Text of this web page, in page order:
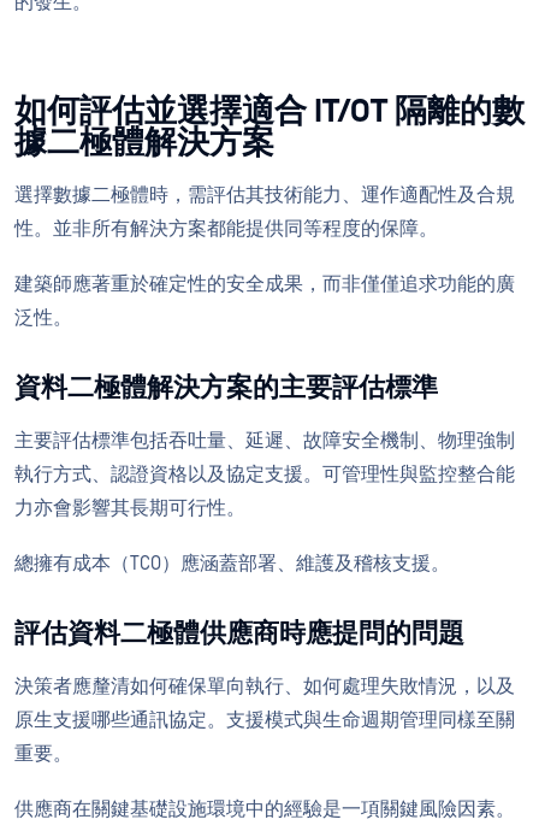
如何評估並選擇適合 IT/OT 隔離的數
據二極體解決方案
選擇數據二極體時，需評估其技術能力、運作適配性及合規
性。並非所有解決方案都能提供同等程度的保障。
建築師應著重於確定性的安全成果，而非僅僅追求功能的廣
泛性。
資料二極體解決方案的主要評估標準
主要評估標準包括吞吐量、延遲、故障安全機制、物理強制
執行方式、認證資格以及協定支援。可管理性與監控整合能
力亦會影響其長期可行性。
總擁有成本（TCO）應涵蓋部署、維護及稽核支援。
評估資料二極體供應商時應提問的問題
決策者應釐清如何確保單向執行、如何處理失敗情況，以及
原生支援哪些通訊協定。支援模式與生命週期管理同樣至關
重要。
供應商在關鍵基礎設施環境中的經驗是一項關鍵風險因素。